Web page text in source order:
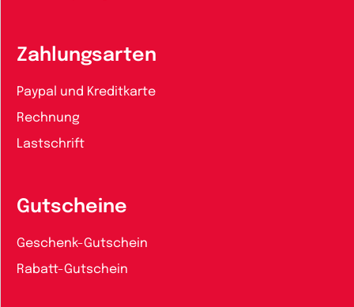
Zahlungsarten
Paypal und Kreditkarte
Rechnung
Lastschrift
Gutscheine
Geschenk-Gutschein
Rabatt-Gutschein